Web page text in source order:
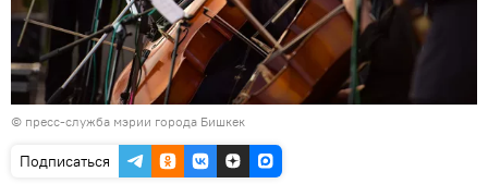
© пресс-служба мэрии города Бишкек
Подписаться